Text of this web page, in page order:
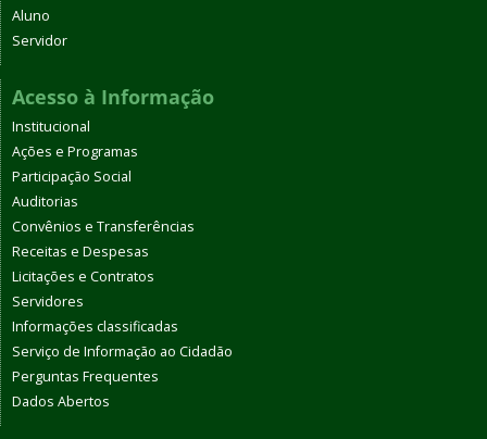
Aluno
Servidor
Acesso à Informação
Institucional
Ações e Programas
Participação Social
Auditorias
Convênios e Transferências
Receitas e Despesas
Licitações e Contratos
Servidores
Informações classificadas
Serviço de Informação ao Cidadão
Perguntas Frequentes
Dados Abertos